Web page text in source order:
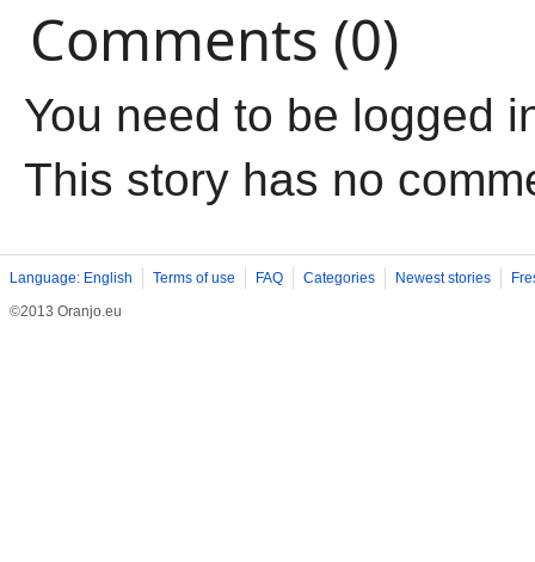
Comments (0)
You need to be logged
This story has no
Language: English Terms of use FAQ Categories Newest stories
©2013 Oranjo.eu